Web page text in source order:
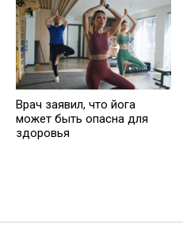
Врач заявил, что йога
может быть опасна для
здоровья